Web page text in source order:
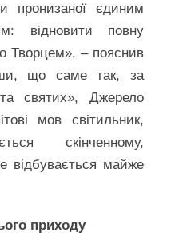
пронизаної єдиним
відновити повну
Творцем», – пояснив
що саме так, за
святих», Джерело
мов світильник,
скінченному,
відбувається майже
приходу